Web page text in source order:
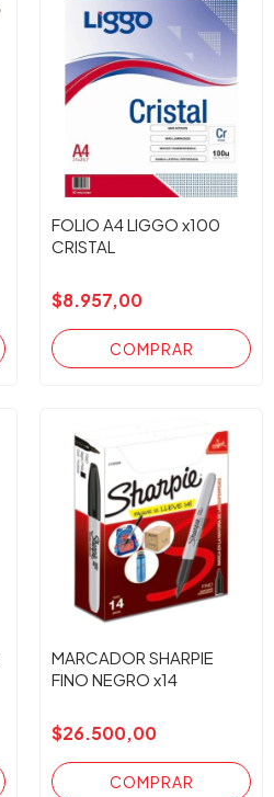
FOLIO A4 LIGGO x100
CRISTAL
$8.957,00
MARCADOR SHARPIE
FINO NEGRO x14
$26.500,00